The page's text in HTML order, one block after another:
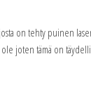
on tehty puinen
joten tämä on